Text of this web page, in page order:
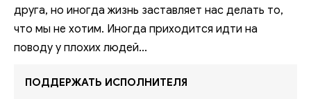
друга, но иногда жизнь заставляет нас делать то,
что мы не хотим. Иногда приходится идти на
поводу у плохих людей...
ПОДДЕРЖАТЬ ИСПОЛНИТЕЛЯ